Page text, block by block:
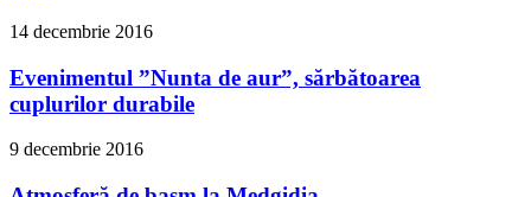
14 decembrie 2016
Evenimentul ”Nunta de aur”, sărbătoarea
cuplurilor durabile
9 decembrie 2016